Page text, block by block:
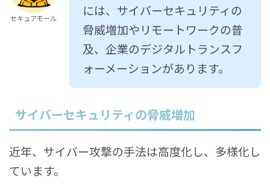
セキュアモール
には、サイバーセキュリティの
脅威増加やリモートワークの普
及、企業のデジタルトランスフ
ォーメーションがあります。
サイバーセキュリティの脅威増加
近年、サイバー攻撃の手法は高度化し、多様化し
ています。